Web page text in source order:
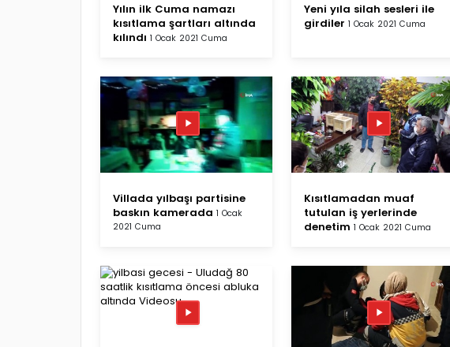
Yılın ilk Cuma namazı
kısıtlama şartları altında
kılındı 1 Ocak 2021 Cuma
Yeni yıla silah sesleri ile
girdiler 1 Ocak 2021 Cuma
Villada yılbaşı partisine
baskın kamerada 1 Ocak
2021 Cuma
Kısıtlamadan muaf
tutulan iş yerlerinde
denetim 1 Ocak 2021 Cuma